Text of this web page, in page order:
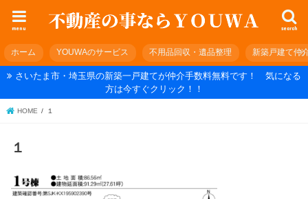
search
menu
ホーム YOUWAのサービス 不用品回収・遺品整理 新築戸建て仲
さいたま市・埼玉県の新築一戸建てが仲介手数料無料です！ 気になる
方は今すぐクリック！！
HOME １
１